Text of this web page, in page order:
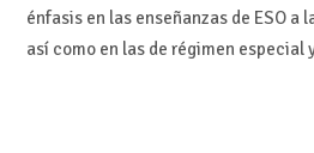
énfasis en las enseñanzas de ESO a
así como en las de régimen especial